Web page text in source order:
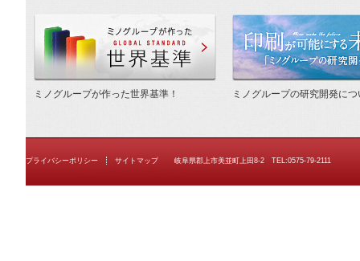
作った世界基準
ミノグループが作った世界基準！ ミノグループの研究開発につ
プライバシーポリシー サイトマップ 岐阜県郡上市美並町上田8-2 TEL:0575-79-2111